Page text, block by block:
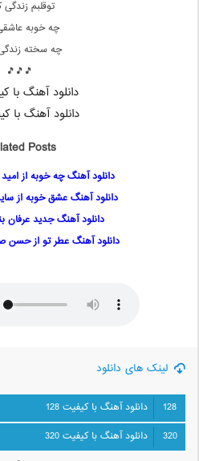
توقلبم زندگی
چه خوبه
چه سخته
🎵🎵🎵
دانلود آهنگ با
دانلود آهنگ با
Posts:
دانلود آهنگ چه خوبه از
دانلود آهنگ عشق خوبه از
دانلود آهنگ جدید عرفان
دانلود آهنگ عطر تو از حسن
لینک های دانلود
128
دانلود آهنگ با کیفیت 128
320
دانلود آهنگ با کیفیت 320